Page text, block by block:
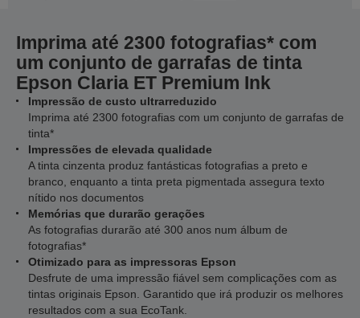
Imprima até 2300 fotografias* com
um conjunto de garrafas de tinta
Epson Claria ET Premium Ink
Impressão de custo ultrarreduzido
Imprima até 2300 fotografias com um conjunto de garrafas de
tinta*
Impressões de elevada qualidade
A tinta cinzenta produz fantásticas fotografias a preto e
branco, enquanto a tinta preta pigmentada assegura texto
nítido nos documentos
Memórias que durarão gerações
As fotografias durarão até 300 anos num álbum de
fotografias*
Otimizado para as impressoras Epson
Desfrute de uma impressão fiável sem complicações com as
tintas originais Epson. Garantido que irá produzir os melhores
resultados com a sua EcoTank.